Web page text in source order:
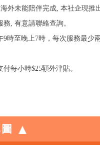
外未能陪伴完成, 本社企現推
, 有意請聯絡查詢。
時至晚上7時，每次服務最少
每小時$25額外津貼。